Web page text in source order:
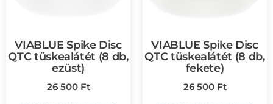
VIABLUE Spike Disc
QTC tüskealátét (8 db,
ezüst)
26 500 Ft
VIABLUE Spike Disc
QTC tüskealátét (8 db,
fekete)
26 500 Ft